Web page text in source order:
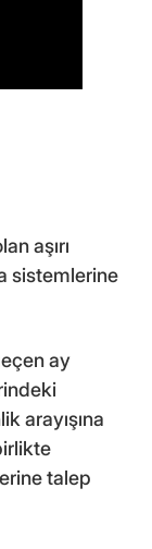
aşırı
sistemlerine
ay
arayışına
talep